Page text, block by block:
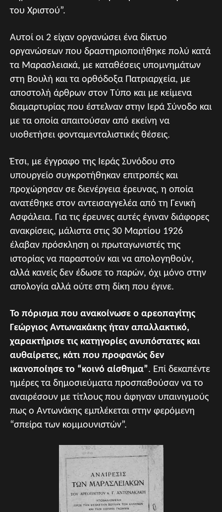
του Χριστού”.
Αυτοί οι 2 είχαν οργανώσει ένα δίκτυο
οργανώσεων που δραστηριοποιήθηκε πολύ κατά
τα Μαρασλειακά, με καταθέσεις υπομνημάτων
στη Βουλή και τα ορθόδοξα Πατριαρχεία, με
αποστολή άρθρων στον Τύπο και με κείμενα
διαμαρτυρίας που έστελναν στην Ιερά Σύνοδο και
με τα οποία απαιτούσαν από εκείνη να
υιοθετήσει φονταμενταλιστικές θέσεις.
Έτσι, με έγγραφο της Ιεράς Συνόδου στο
υπουργείο συγκροτήθηκαν επιτροπές και
προχώρησαν σε διενέργεια έρευνας, η οποία
ανατέθηκε στον αντεισαγγελέα από τη Γενική
Ασφάλεια. Για τις έρευνες αυτές έγιναν διάφορες
ανακρίσεις, μάλιστα στις 30 Μαρτίου 1926
έλαβαν πρόσκληση οι πρωταγωνιστές της
ιστορίας να παραστούν και να απολογηθούν,
αλλά κανείς δεν έδωσε το παρών, όχι μόνο στην
απολογία αλλά ούτε στη δίκη που έγινε.
Το πόρισμα που ανακοίνωσε ο αρεοπαγίτης
Γεώργιος Αντωνακάκης ήταν απαλλακτικό,
χαρακτήρισε τις κατηγορίες ανυπόστατες και
αυθαίρετες, κάτι που προφανώς δεν
ικανοποίησε το “κοινό αίσθημα”. Επί δεκαπέντε
ημέρες τα δημοσιεύματα προσπαθούσαν να το
αναιρέσουν με τίτλους που άφηναν υπαινιγμούς
πως ο Αντωνάκης εμπλέκεται στην φερόμενη
“σπείρα των κομμουνιστών”.